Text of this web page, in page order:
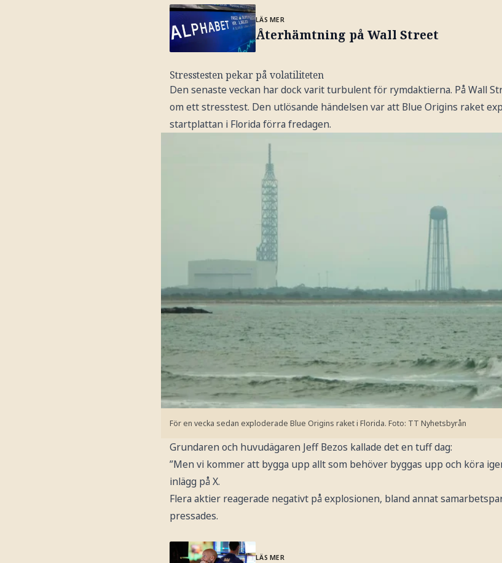
LÄS MER
Återhämtning på Wall Street
Stresstesten pekar på volatiliteten
Den senaste veckan har dock varit turbulent för rymdaktierna. På Wall
om ett stresstest. Den utlösande händelsen var att Blue Origins raket
startplattan i Florida förra fredagen.
För en vecka sedan exploderade Blue Origins raket i Florida. Foto: TT Nyhetsbyrån
Grundaren och huvudägaren Jeff Bezos kallade det en tuff dag:
”Men vi kommer att bygga upp allt som behöver byggas upp och köra
inlägg på X.
Flera aktier reagerade negativt på explosionen, bland annat
pressades.
LÄS MER